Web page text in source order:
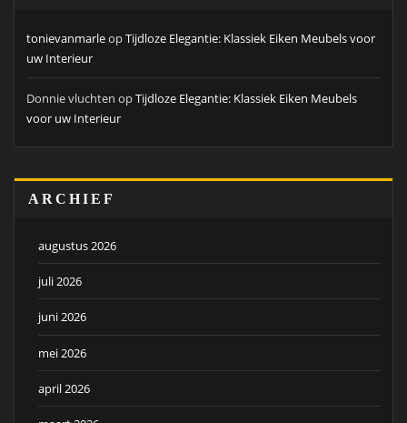
tonievanmarleopTijdloze Elegantie: Klassiek Eiken Meubels voor
uw Interieur
Donnie vluchten opTijdloze Elegantie: Klassiek Eiken Meubels
voor uw Interieur
ARCHIEF
augustus 2026
juli 2026
juni 2026
mei 2026
april 2026